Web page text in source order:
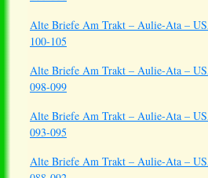
Alte Briefe Am Trakt – Aulie-Ata –
100-105
Alte Briefe Am Trakt – Aulie-Ata –
098-099
Alte Briefe Am Trakt – Aulie-Ata –
093-095
Alte Briefe Am Trakt – Aulie-Ata –